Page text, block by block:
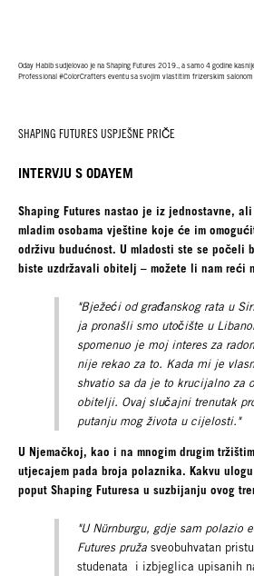
Oday Habib sudjelovao je na Shaping Futures 2019., a samo 4 godine
Professional #ColorCrafters eventu sa svojim vlastitim frizerskim salonom
SHAPING FUTURES USPJEŠNE PRIČE
INTERVJU S ODAYEM
Shaping Futures nastao je iz jednostavne,
mladim osobama vještine koje će im
održivu budućnost. U mladosti ste se počeli
biste uzdržavali obitelj – možete li nam reći
"Bježeći od građanskog rata u
ja pronašli smo utočište u
spomenuo je moj interes za
nije rekao za to. Kada mi je
shvatio sa da je to krucijalno za
obitelji. Ovaj slučajni trenutak
putanju mog života u cijelosti."
U Njemačkoj, kao i na mnogim drugim
utjecajem pada broja polaznika. Kakvu
poput Shaping Futuresa u suzbijanju ovog
"U Nürnburgu, gdje sam polazio
Futures pruža sveobuhvatan
studenata i izbjeglica upisanih